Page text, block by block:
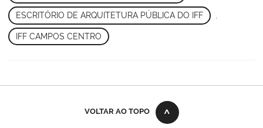
ESCRITÓRIO DE ARQUITETURA PÚBLICA DO IFF ,
IFF CAMPOS CENTRO
VOLTAR AO TOPO